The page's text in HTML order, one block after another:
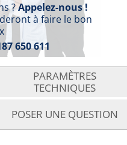
?Appelez-nous !
à faire le bon
650 611
PARAMÈTRES
TECHNIQUES
POSER UNE QUESTION